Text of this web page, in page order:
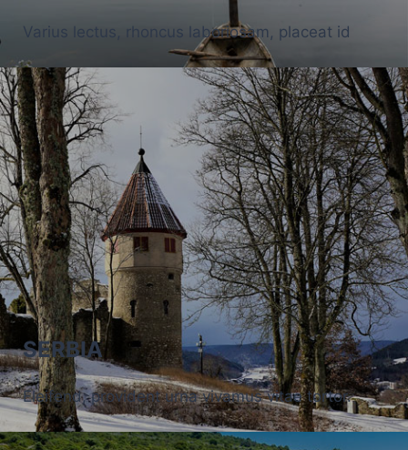
Varius lectus, rhoncus laboriosam, placeat id
SERBIA
Eleifend, provident urna vivamus vitae tortor.